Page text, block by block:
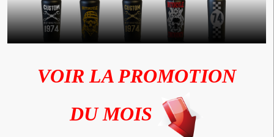
VOIR LA PROMOTION
DU MOIS